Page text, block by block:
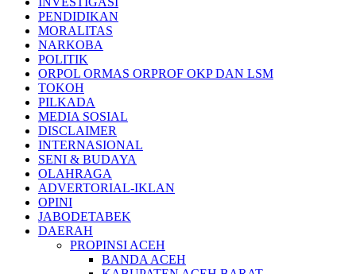
PENDIDIKAN
MORALITAS
NARKOBA
POLITIK
ORPOL ORMAS ORPROF OKP DAN LSM
TOKOH
PILKADA
MEDIA SOSIAL
DISCLAIMER
INTERNASIONAL
SENI & BUDAYA
OLAHRAGA
ADVERTORIAL-IKLAN
OPINI
JABODETABEK
DAERAH
PROPINSI ACEH
BANDA ACEH